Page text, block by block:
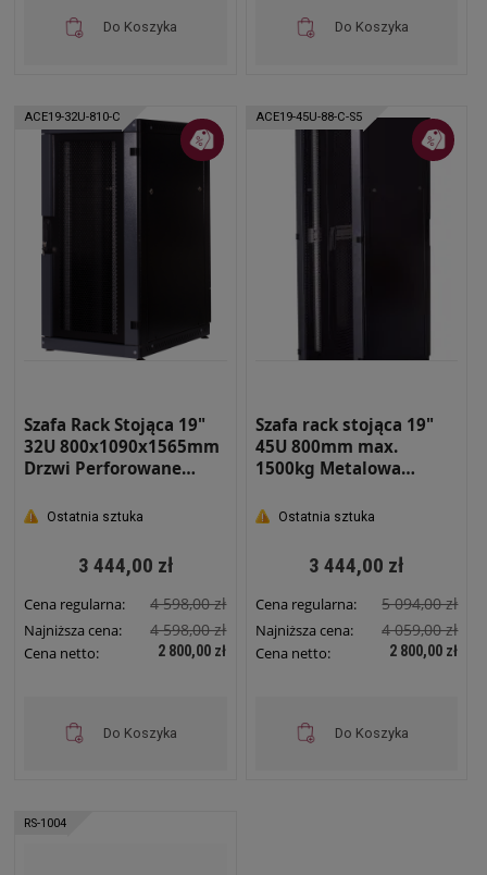
Do Koszyka Do Koszyka
ACE19-32U-810-C
Szafa Rack Stojąca 19"
32U 800x1090x1565mm
Drzwi Perforowane
Ostatnia sztuka
3 444,00 zł
Cena regularna: 4 598,00 zł
Najniższa cena: 4 598,00 zł
Cena netto: 2 800,00 zł
Do Koszyka
ACE19-45U-88-C-S5
Szafa rack stojąca 19"
45U 800mm max.
1500kg Metalowa
Ostatnia sztuka
3 444,00 zł
Cena regularna: 5 094,00 zł
Najniższa cena: 4 059,00 zł
Cena netto: 2 800,00 zł
Do Koszyka
RS-1004